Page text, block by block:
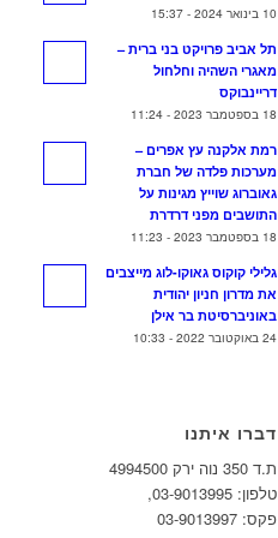
10 בינואר 2024 - 15:37
תל אביב פרויקט בני ברית –
מאגרי השהיה וחלחול
דריינבוקס
18 בספטמבר 2023 - 11:24
רמת אלקנה עץ אפרים –
מערכות פלדה של חברת
גאוברוג שוייץ מגינות על
התושבים מפני דרדרת
18 בספטמבר 2023 - 11:23
גלילי קוקוס גאוקו-לוג מייצבים
את מדרון חניון יהודית
באוניברסיטת בר אילן
24 באוקטובר 2022 - 10:33
דברו איתנו
ת.ד 350 נוה ירק 4994500
טלפון: 03-9013995,
פקס: 03-9013997